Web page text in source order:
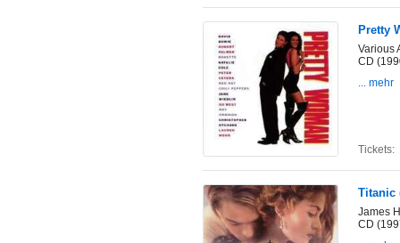
Pretty
Various
CD
... mehr
Tickets:
Titanic
James
CD